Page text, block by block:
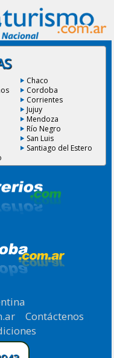
Chaco
Cordoba
Corrientes
Jujuy
Mendoza
Río Negro
San Luis
Santiago del Estero
| Contáctenos